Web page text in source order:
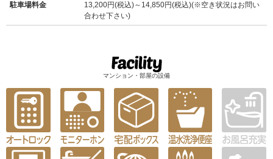
駐車場料金
13,200円(税込)～14,850円(税込)(※空き状況はお問い
合わせ下さい)
マンション・部屋の設備